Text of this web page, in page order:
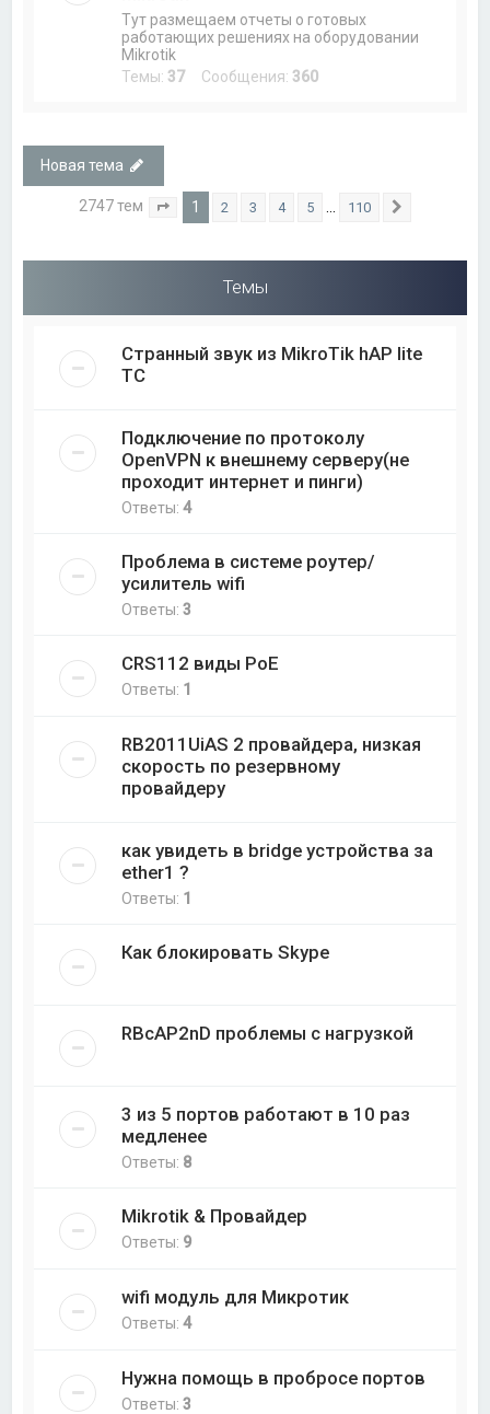
Тут размещаем отчеты о готовых
работающих решениях на оборудовании
Mikrotik
Темы: 37Сообщения: 360
Новая тема
2747 тем Страница из 110
1 2 3 4 5 110
Темы
Странный звук из MikroTik hAP lite
TC
Подключение по протоколу
OpenVPN к внешнему серверу(не
проходит интернет и пинги)
Ответы:4
Проблема в системе роутер/
усилитель wifi
Ответы:3
CRS112 виды PoE
Ответы: 1
RB2011UiAS 2 провайдера, низкая
скорость по резервному
провайдеру
как увидеть в bridge устройства за
ether1 ?
Ответы: 1
Как блокировать Skype
RBcAP2nD проблемы с нагрузкой
3 из 5 портов работают в 10 раз
медленее
Ответы: 8
Mikrotik & Провайдер
Ответы: 9
wifi модуль для Микротик
Ответы:4
Нужна помощь в пробросе портов
Ответы:3